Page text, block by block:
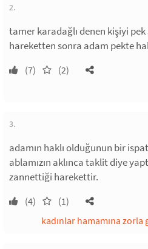
2.
tamer karadağlı denen kişiyi
hareketten sonra adam pekte
(7) (2)
3.
adamın haklı olduğunun bir
ablamızın aklınca taklit diye
zannettiği harekettir.
(4) (1)
kadınlar hamamına